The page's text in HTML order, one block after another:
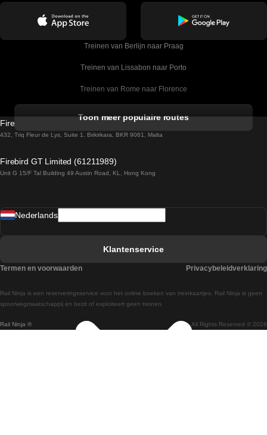
Treinen van Berlijn naar Praag
Treinen van Lissabon naar Porto
Treinen van Rome naar Florence
Treinen van Sevilla naar Barcelona
Treinen van Praag naar Wenen
Treinen van Wenen naar Salzburg
Treinen van Wenen naar Praag
Toon meer populaire routes
Firebird GT Limited (OC 1451)
432, Triq Fleur de Lys, Suite 1, Birkirkara, BKR 9061, Malta
Firebird GT Limited (61211989)
Unit G 15/F Tal Building 49 Austin Road, KL, Hong Kong
Rail Ninja ® All Rights Reserved © 2026
Rail Ninja is een reserveringsservice voor het online boeken van treinkaartjes. Rail Ninja is geen
spoorwegmaatschappij en bezit of exploiteert geen treinen.
Nederlands
Klantenservice
Termen en voorwaarden Privacybeleidverklaring